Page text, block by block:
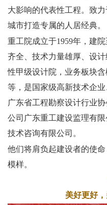
大影响的代表性工程。致
城市打造专属的人居经典。
重工院成立于1959年，建
齐全、技术力量雄厚、设
性甲级设计院，业务板块
等，是国家级高新技术企
广东省工程勘察设计行业
公司广东重工建设监理有
技术咨询有限公司。
他们将肩负起建设者的使
模样。
美好更好